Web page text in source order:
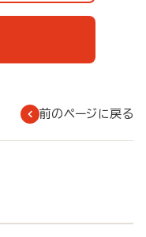
前のページに戻る